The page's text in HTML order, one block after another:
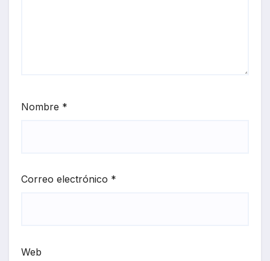
Nombre *
Correo electrónico *
Web